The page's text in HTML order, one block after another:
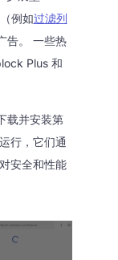
例如过滤列
告。 一些热
Plus 和
载并安装第
行，它们通
安全和性能